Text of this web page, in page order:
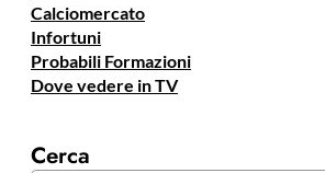
Calciomercato
Infortuni
Probabili Formazioni
Dove vedere in TV
Cerca